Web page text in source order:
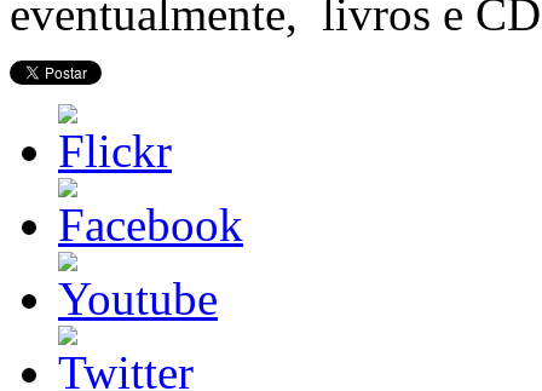
eventualmente, livros e